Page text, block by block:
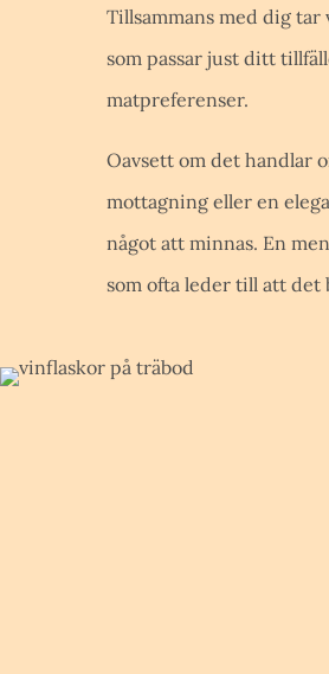
Tillsammans med dig
som passar just ditt
matpreferenser.
Oavsett om det handlar
mottagning eller en
något att minnas. En
som ofta leder till att